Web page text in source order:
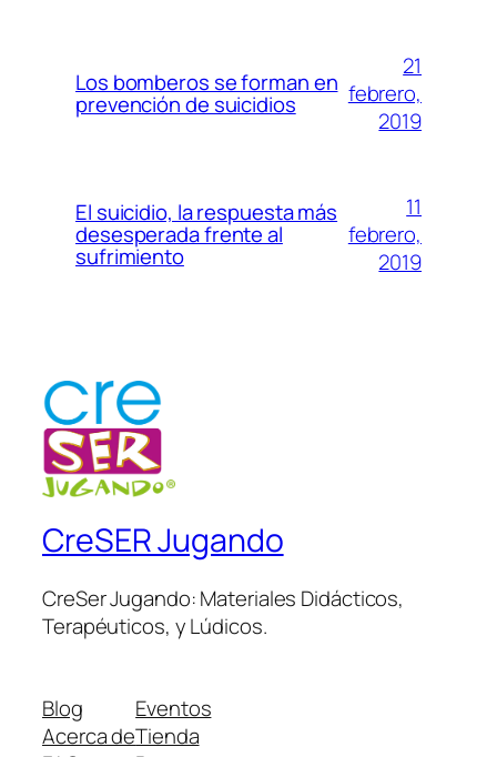
Los bomberos se forman en
prevención de suicidios
21
febrero,
2019
El suicidio, la respuesta más
desesperada frente al
sufrimiento
11
febrero,
2019
CreSER Jugando
CreSer Jugando: Materiales Didácticos,
Terapéuticos, y Lúdicos.
Blog
Acerca de
Eventos
Tienda